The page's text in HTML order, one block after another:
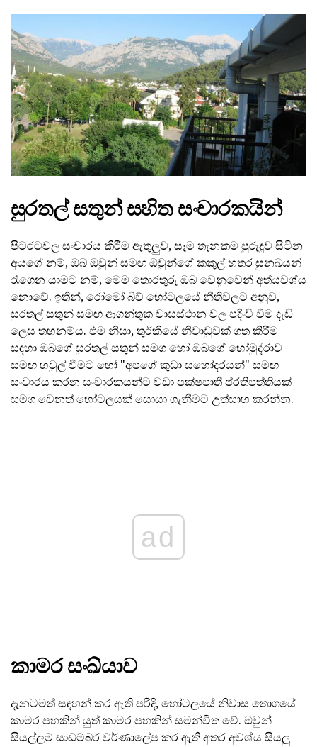
සුරතල් සතුන් සහිත සංචාරකයින්
පිටරටවල සංචාරය කිරීම ඇතුලුව, සෑම තැනකම පුරුදුව සිටින
අයගේ නම්, ඔබ ඔවුන් සමඟ ඔවුන්ගේ කකුල් හතර සුනඛයන්
රැගෙන යාමට නම්, මෙම තොරතුරු ඔබ වෙනුවෙන් අත්යවශ්ය
නොවේ. ඉතින්, රෝමෝ බීච් හෝටලයේ නීතිවලට අනුව,
සුරතල් සතුන් සමඟ ආගන්තුක වාසස්ථාන වල පදිංචි වීම දැඩි
ලෙස තහනම්ය. එම නිසා, තුර්කියේ නිවාඩුවක් ගත කිරීම
සඳහා ඔබගේ සුරතල් සතුන් සමග හෝ ඔබගේ හෝමුද්රාව
සමඟ හවුල් වීමට හෝ "අපගේ කුඩා සහෝදරයන්" සමඟ
සංචාරය කරන සංචාරකයන්ට වඩා පක්ෂපාතී ප්රතිපත්තියක්
සමග වෙනත් හෝටලයක් සොයා ගැනීමට උත්සාහ කරන්න.
ad
කාමර සංඛ්යාව
දැනටමත් සඳහන් කර ඇති පරිදි, හෝටලයේ නිවාස තොගයේ
කාමර පහකින් යුත් කාමර පහකින් සමන්විත වේ. ඔවුන්
සියල්ලම සාඩම්බර වර්ණාලේප කර ඇති අතර අවශ්ය සියලු